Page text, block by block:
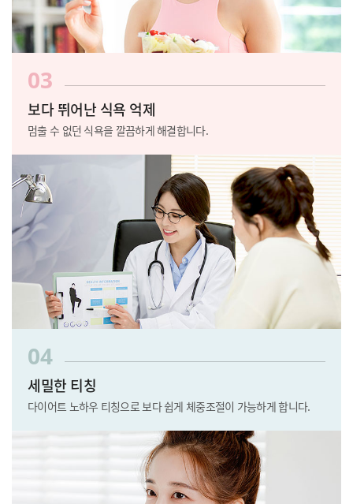
03
보다 뛰어난 식욕 억제
멈출 수 없던 식욕을 깔끔하게 해결합니다.
04
세밀한 티칭
다이어트 노하우 티칭으로 보다 쉽게 체중조절이 가능하게 합니다.